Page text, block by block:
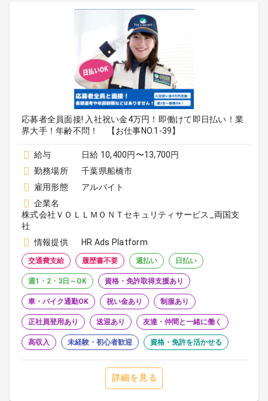
応募者全員面接! 入社祝い金4万円！即働けて即日払い！業
界大手！年齢不問！ 【お仕事NO.1-39】
給与
日給 10,400円〜13,700円
勤務場所
千葉県船橋市
雇用形態
アルバイト
企業名
株式会社ＶＯＬＬＭＯＮＴセキュリティサービス_両国支
社
情報提供
HR Ads Platform
交通費支給 履歴書不要 週払い 日払い
週1・2・3日～OK 資格・免許取得支援あり
車・バイク通勤OK 祝い金あり 制服あり
正社員登用あり 送迎あり 友達・仲間と一緒に働く
高収入 未経験・初心者歓迎 資格・免許を活かせる
詳細を見る